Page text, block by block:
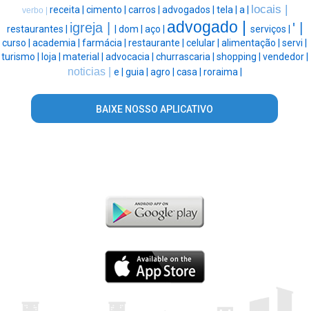
verbo | receita | cimento | carros | advogados | tela | a | locais |
restaurantes | igreja | | dom | aço | advogado | serviços | ' |
curso | academia | farmácia | restaurante | celular | alimentação | servi |
turismo | loja | material | advocacia | churrascaria | shopping | vendedor |
noticias | e | guia | agro | casa | roraima |
BAIXE NOSSO APLICATIVO